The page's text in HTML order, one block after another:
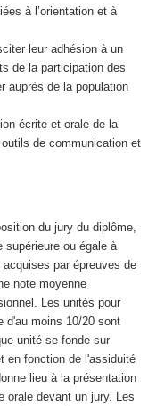
à l’orientation et à
leur adhésion à un
de la participation des
auprès de la population
écrite et orale de la
de communication et
du jury du diplôme,
supérieure ou égale à
par épreuves de
note moyenne
Les unités pour
d'au moins 10/20 sont
unité se fonde sur
en fonction de l'assiduité
lieu à la présentation
orale devant un jury. Les